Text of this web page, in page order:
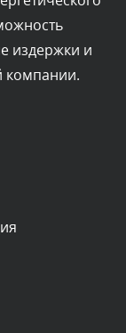
Сегодня, в 03:34
издержки и
компании.